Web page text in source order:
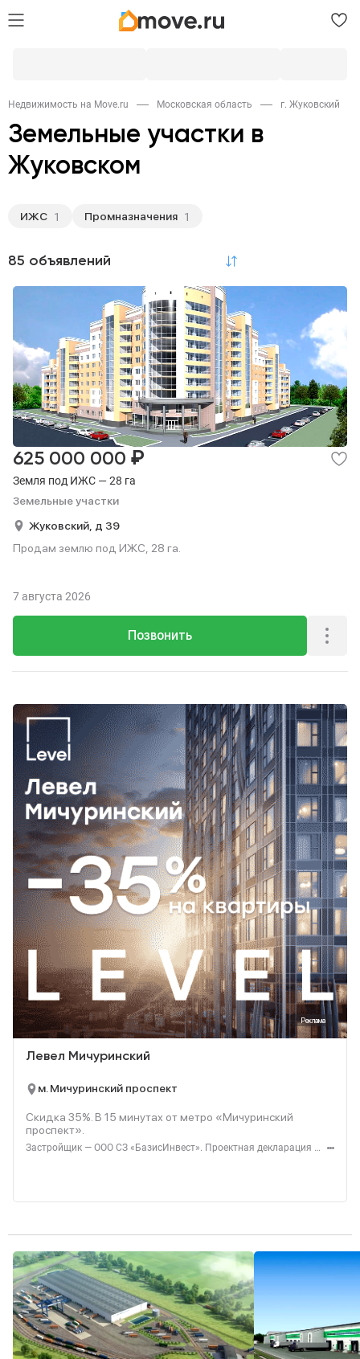
Недвижимость на Move.ru Московская область г. Жуковский
Земельные участки в
Жуковском
ИЖС 1 Промназначения 1
85 объявлений
Земля под ИЖС — 28 га
Земельные участки
625 000 000 ₽
Жуковский, д 39
Продам землю под ИЖС, 28 га.
Позвонить
7 августа 2026
Реклама
Левел Мичуринский
м. Мичуринский проспект
Скидка 35%. В 15 минутах от метро «Мичуринский
проспект».
Застройщик — ООО СЗ «БазисИнвест». Проектная декларация — наш.дом.рф. Акция до 31.08.2026. Не оферта. Подробности — level.ru